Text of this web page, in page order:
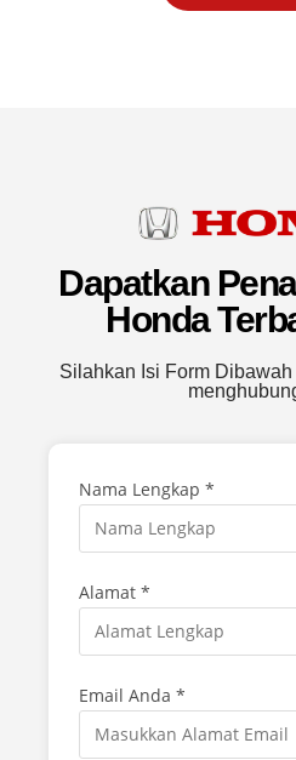
Dapatkan
Honda
Silahkan Isi Form
Nama Lengkap *
Alamat *
Email Anda *